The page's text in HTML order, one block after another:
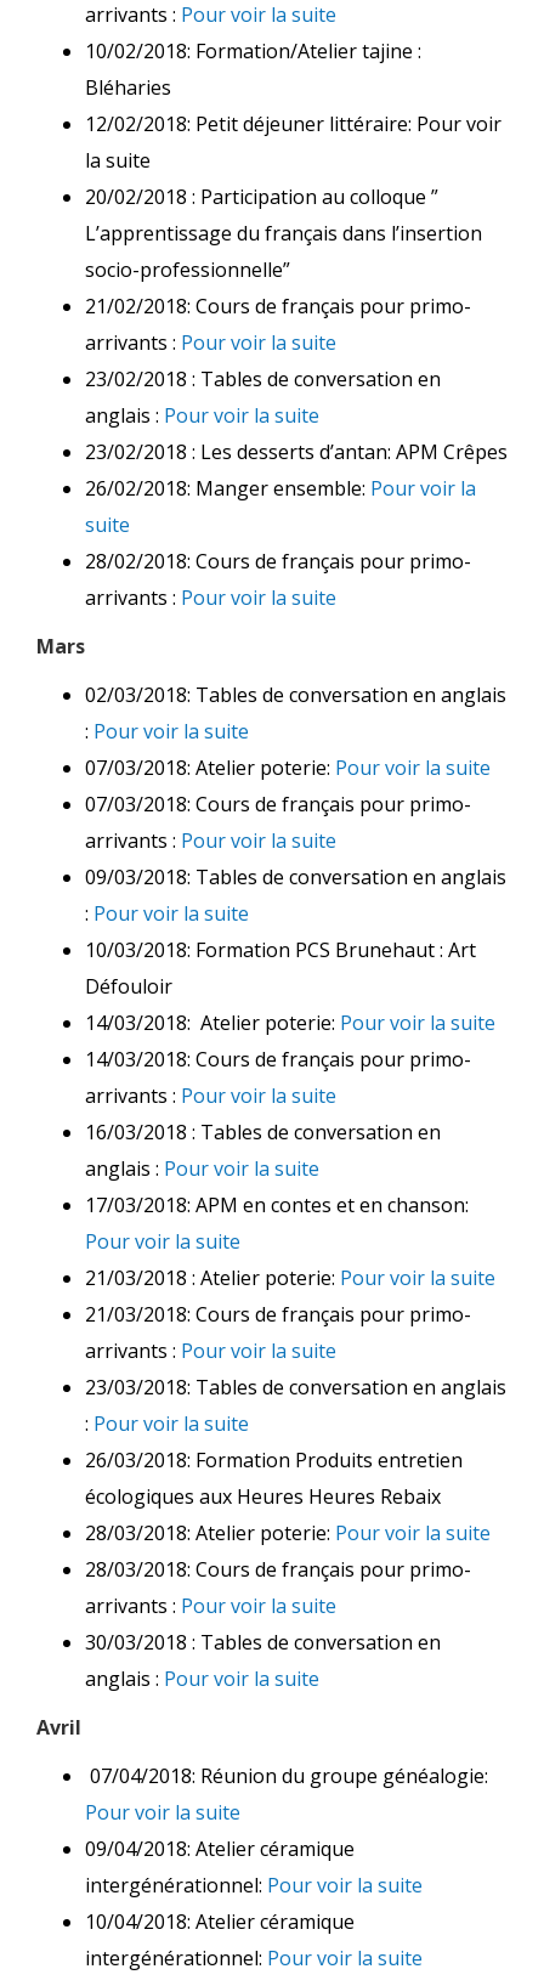
arrivants : Pour voir la suite
10/02/2018: Formation/Atelier tajine :
Bléharies
12/02/2018: Petit déjeuner littéraire: Pour voir
la suite
20/02/2018 : Participation au colloque ”
L’apprentissage du français dans l’insertion
socio-professionnelle”
21/02/2018: Cours de français pour primo-
arrivants : Pour voir la suite
23/02/2018 : Tables de conversation en
anglais : Pour voir la suite
23/02/2018 : Les desserts d’antan: APM Crêpes
26/02/2018: Manger ensemble: Pour voir la
suite
28/02/2018: Cours de français pour primo-
arrivants : Pour voir la suite
Mars
02/03/2018: Tables de conversation en anglais
: Pour voir la suite
07/03/2018: Atelier poterie: Pour voir la suite
07/03/2018: Cours de français pour primo-
arrivants : Pour voir la suite
09/03/2018: Tables de conversation en anglais
: Pour voir la suite
10/03/2018: Formation PCS Brunehaut : Art
Défouloir
14/03/2018: Atelier poterie: Pour voir la suite
14/03/2018: Cours de français pour primo-
arrivants : Pour voir la suite
16/03/2018 : Tables de conversation en
anglais : Pour voir la suite
17/03/2018: APM en contes et en chanson:
Pour voir la suite
21/03/2018 : Atelier poterie: Pour voir la suite
21/03/2018: Cours de français pour primo-
arrivants : Pour voir la suite
23/03/2018: Tables de conversation en anglais
: Pour voir la suite
26/03/2018: Formation Produits entretien
écologiques aux Heures Heures Rebaix
28/03/2018: Atelier poterie: Pour voir la suite
28/03/2018: Cours de français pour primo-
arrivants : Pour voir la suite
30/03/2018 : Tables de conversation en
anglais : Pour voir la suite
Avril
07/04/2018: Réunion du groupe généalogie:
Pour voir la suite
09/04/2018: Atelier céramique
intergénérationnel: Pour voir la suite
10/04/2018: Atelier céramique
intergénérationnel: Pour voir la suite